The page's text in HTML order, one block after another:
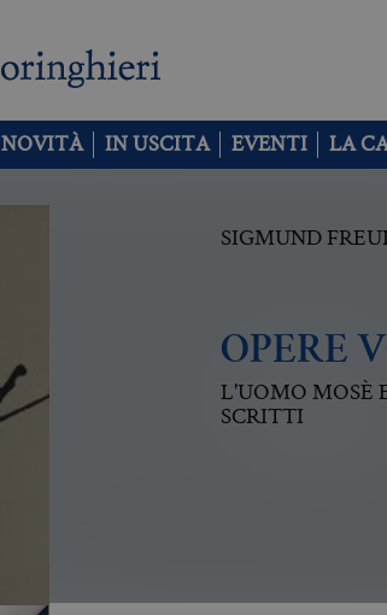
NOVITÀ IN USCITA EVENTI LA
SIGMUND
OPERE
L'UOMO MOSÈ
SCRITTI